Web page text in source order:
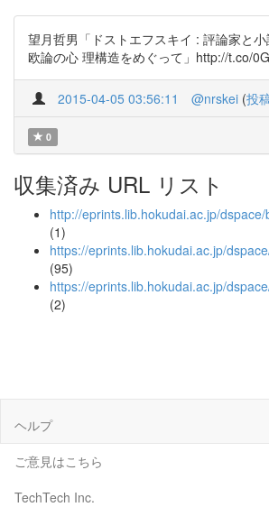
望月哲男「ドストエフスキイ : 評論家と
欧論の心 理構造をめぐって」http://t.co/
2015-04-05 03:56:11 @nrskei (投
0
収集済み URL リスト
http://eprints.lib.hokudai.ac.jp/
(1)
https://eprints.lib.hokudai.ac.jp/
(95)
https://eprints.lib.hokudai.ac.jp/
(2)
ヘルプ
ご意見はこちら
TechTech Inc.